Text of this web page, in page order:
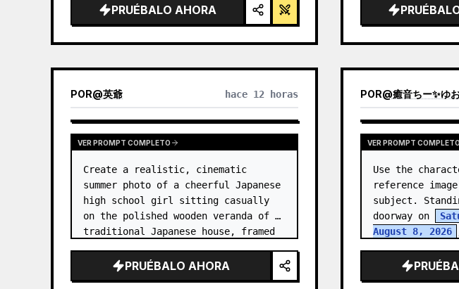
name="character 1 hair"
default="cabello negro en un moño
PRUÉBALO AHORA
plano en una
altamente
POR@英爺 hace 12 horas
VER PROMPT COMPLETO
Create a realistic, cinematic
summer photo of a cheerful Japanese
high school girl sitting casually
on the polished wooden veranda of a
traditional Japanese house, framed
doors. She wears a white sailor-
style school uniform top w…
PRUÉBALO AHORA
POR@癒音ちー✨ゆおんちー✨
VER PROMPT COMPLETO
Use the
reference
subject.
doorway on
August 8, 2026